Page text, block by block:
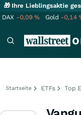
🎁 Ihre Lieblingsaktie
DAX -0,09% Gold -0,14
Startseite ETFs Top